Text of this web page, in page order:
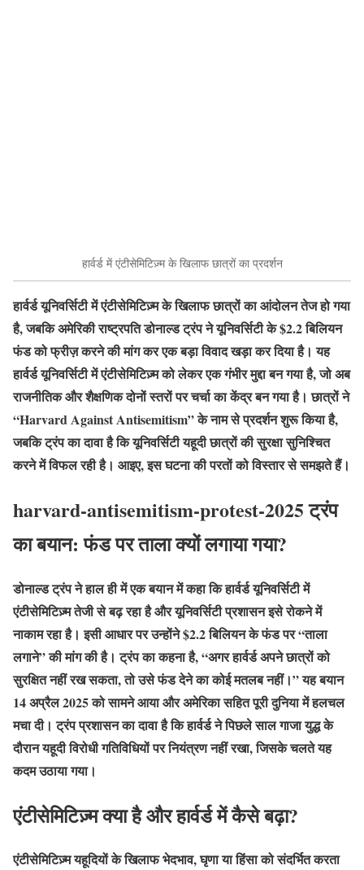
हार्वर्ड में एंटीसेमिटिज़्म के खिलाफ छात्रों का प्रदर्शन
हार्वर्ड यूनिवर्सिटी में एंटीसेमिटिज़्म के खिलाफ छात्रों का आंदोलन तेज हो गया
है, जबकि अमेरिकी राष्ट्रपति डोनाल्ड ट्रंप ने यूनिवर्सिटी के $2.2 बिलियन
फंड को फ्रीज़ करने की मांग कर एक बड़ा विवाद खड़ा कर दिया है। यह
हार्वर्ड यूनिवर्सिटी में एंटीसेमिटिज़्म को लेकर एक गंभीर मुद्दा बन गया है, जो अब
राजनीतिक और शैक्षणिक दोनों स्तरों पर चर्चा का केंद्र बन गया है। छात्रों ने
“Harvard Against Antisemitism” के नाम से प्रदर्शन शुरू किया है,
जबकि ट्रंप का दावा है कि यूनिवर्सिटी यहूदी छात्रों की सुरक्षा सुनिश्चित
करने में विफल रही है। आइए, इस घटना की परतों को विस्तार से समझते हैं।
harvard-antisemitism-protest-2025 ट्रंप
का बयान: फंड पर ताला क्यों लगाया गया?
डोनाल्ड ट्रंप ने हाल ही में एक बयान में कहा कि हार्वर्ड यूनिवर्सिटी में
एंटीसेमिटिज़्म तेजी से बढ़ रहा है और यूनिवर्सिटी प्रशासन इसे रोकने में
नाकाम रहा है। इसी आधार पर उन्होंने $2.2 बिलियन के फंड पर “ताला
लगाने” की मांग की है। ट्रंप का कहना है, “अगर हार्वर्ड अपने छात्रों को
सुरक्षित नहीं रख सकता, तो उसे फंड देने का कोई मतलब नहीं।” यह बयान
14 अप्रैल 2025 को सामने आया और अमेरिका सहित पूरी दुनिया में हलचल
मचा दी। ट्रंप प्रशासन का दावा है कि हार्वर्ड ने पिछले साल गाजा युद्ध के
दौरान यहूदी विरोधी गतिविधियों पर नियंत्रण नहीं रखा, जिसके चलते यह
कदम उठाया गया।
एंटीसेमिटिज़्म क्या है और हार्वर्ड में कैसे बढ़ा?
एंटीसेमिटिज़्म यहूदियों के खिलाफ भेदभाव, घृणा या हिंसा को संदर्भित करता